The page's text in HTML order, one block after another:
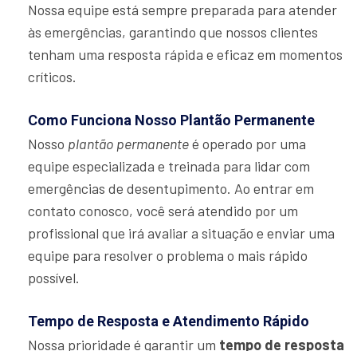
Nossa equipe está sempre preparada para atender
às emergências, garantindo que nossos clientes
tenham uma resposta rápida e eficaz em momentos
críticos.
Como Funciona Nosso Plantão Permanente
Nosso plantão permanenteé operado por uma
equipe especializada e treinada para lidar com
emergências de desentupimento. Ao entrar em
contato conosco, você será atendido por um
profissional que irá avaliar a situação e enviar uma
equipe para resolver o problema o mais rápido
possível.
Tempo de Resposta e Atendimento Rápido
Nossa prioridade é garantir um tempo de resposta